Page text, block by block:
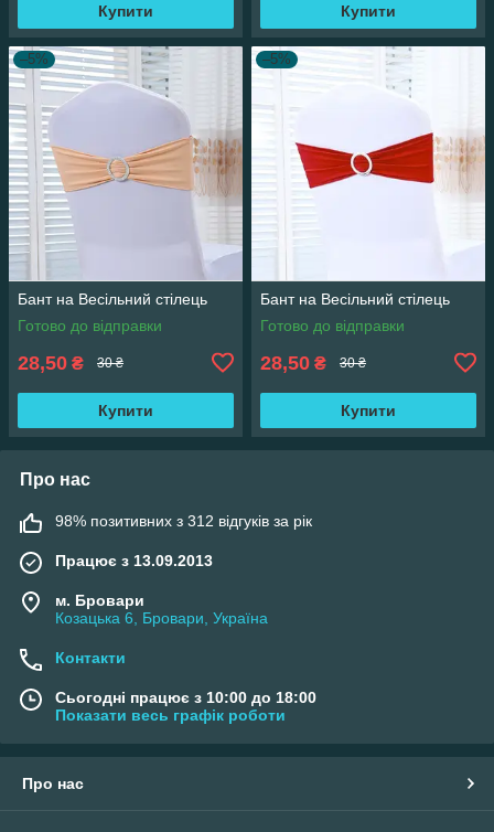
Купити Купити
–5%
Бант на Весільний стілець
Готово до відправки
28,50 ₴ 30 ₴
Купити
–5%
Бант на Весільний стілець
Готово до відправки
28,50 ₴ 30 ₴
Купити
Про нас
98% позитивних з 312 відгуків за рік
Працює з 13.09.2013
м. Бровари
Козацька 6, Бровари, Україна
Контакти
Сьогодні працює з 10:00 до 18:00
Показати весь графік роботи
Про нас